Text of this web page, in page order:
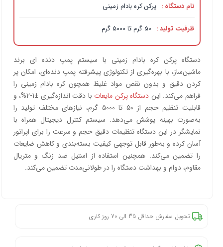
نام دستگاه : پرکن کره بادام زمینی
ظرفیت تولید : 50 گرم تا 5000 گرم
دستگاه پرکن کره بادام زمینی با سیستم پمپ دنده ای برند
ماشین‌ساز، با بهره‌گیری از تکنولوژی پیشرفته پمپ دنده‌ای، امکان پر
کردن دقیق و بدون نقص مواد غلیظ همچون کره بادام زمینی را
فراهم می‌کند. این دستگاه پرکن مایعات
با دقت اندازه‌گیری ±1-2%، و
قابلیت تنظیم حجم از 50 تا 5000 گرم، نیازهای مختلف تولید را
به‌صورت بهینه پوشش می‌دهد. سیستم کنترل دیجیتال همراه با
نمایشگر در این دستگاه تنظیمات دقیق حجم و سرعت را برای اپراتور
آسان کرده و به‌طور قابل توجهی کیفیت بسته‌بندی و کاهش ضایعات
را تضمین می‌کند. همچنین استفاده از استیل ضد زنگ و متریال
مقاوم، دوام و بهداشت دستگاه را در طولانی‌مدت تضمین می‌کند.
تحویل سفارش حداقل 35 الی 70 روز کاری